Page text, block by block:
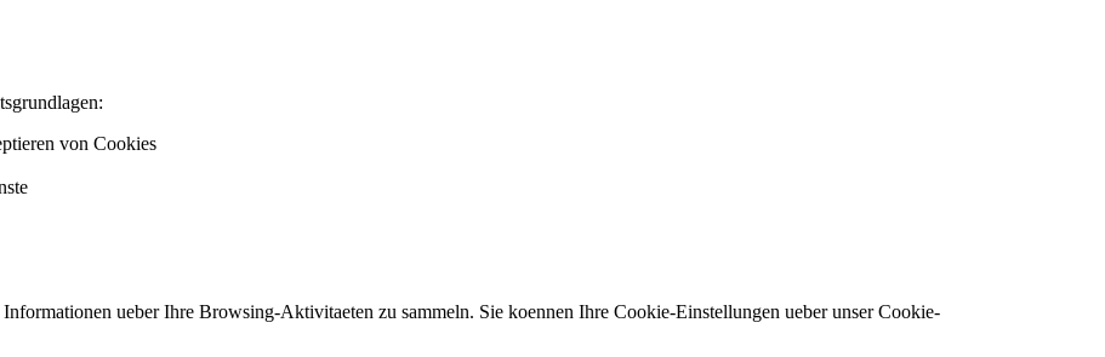
von Cookies
ueber Ihre Browsing-Aktivitaeten zu sammeln. Sie koennen Ihre Cookie-Einstellungen ueber unser Cookie-